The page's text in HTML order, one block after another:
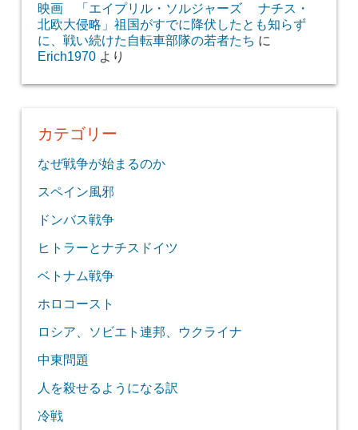
映画 「エイプリル・ソルジャーズ ナチス・
北欧大侵略」祖国がすでに降伏したとも知らず
に、戦い続けた自転車部隊の若者たち に
Erich1970より
カテゴリー
なぜ戦争が始まるのか
スペイン風邪
ドンバス戦争
ヒトラーとナチスドイツ
ベトナム戦争
ホロコースト
ロシア、ソビエト連邦、ウクライナ
中東問題
人を殺せるようになる訳
冷戦